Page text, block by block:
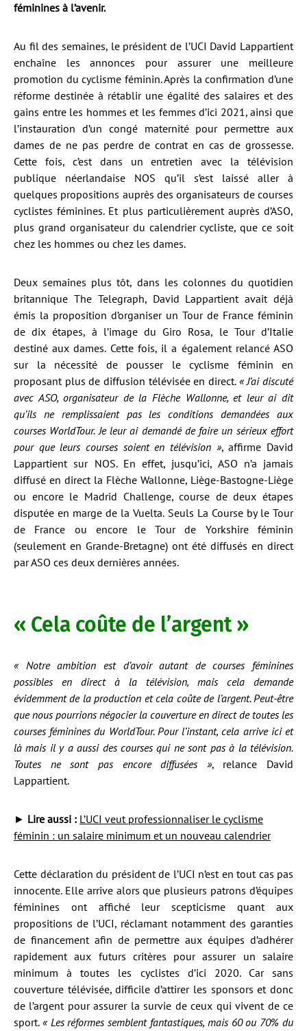
féminines à l’avenir.
Au fil des semaines, le président de l’UCI David Lappartient
enchaîne les annonces pour assurer une meilleure
promotion du cyclisme féminin. Après la confirmation d’une
réforme destinée à rétablir une égalité des salaires et des
gains entre les hommes et les femmes d’ici 2021, ainsi que
l’instauration d’un congé maternité pour permettre aux
dames de ne pas perdre de contrat en cas de grossesse.
Cette fois, c’est dans un entretien avec la télévision
publique néerlandaise NOS qu’il s’est laissé aller à
quelques propositions auprès des organisateurs de courses
cyclistes féminines. Et plus particulièrement auprès d’ASO,
plus grand organisateur du calendrier cycliste, que ce soit
chez les hommes ou chez les dames.
Deux semaines plus tôt, dans les colonnes du quotidien
britannique The Telegraph, David Lappartient avait déjà
émis la proposition d’organiser un Tour de France féminin
de dix étapes, à l’image du Giro Rosa, le Tour d’Italie
destiné aux dames. Cette fois, il a également relancé ASO
sur la nécessité de pousser le cyclisme féminin en
proposant plus de diffusion télévisée en direct. « J’ai discuté
avec ASO, organisateur de la Flèche Wallonne, et leur ai dit
qu’ils ne remplissaient pas les conditions demandées aux
courses WorldTour. Je leur ai demandé de faire un sérieux effort
pour que leurs courses soient en télévision », affirme David
Lappartient sur NOS. En effet, jusqu’ici, ASO n’a jamais
diffusé en direct la Flèche Wallonne, Liège-Bastogne-Liège
ou encore le Madrid Challenge, course de deux étapes
disputée en marge de la Vuelta. Seuls La Course by le Tour
de France ou encore le Tour de Yorkshire féminin
(seulement en Grande-Bretagne) ont été diffusés en direct
par ASO ces deux dernières années.
« Cela coûte de l’argent »
« Notre ambition est d’avoir autant de courses féminines
possibles en direct à la télévision, mais cela demande
évidemment de la production et cela coûte de l’argent. Peut-être
que nous pourrions négocier la couverture en direct de toutes les
courses féminines du WorldTour. Pour l’instant, cela arrive ici et
là mais il y a aussi des courses qui ne sont pas à la télévision.
Toutes ne sont pas encore diffusées », relance David
Lappartient.
► Lire aussi : L’UCI veut professionnaliser le cyclisme
féminin : un salaire minimum et un nouveau calendrier
Cette déclaration du président de l’UCI n’est en tout cas pas
innocente. Elle arrive alors que plusieurs patrons d’équipes
féminines ont affiché leur scepticisme quant aux
propositions de l’UCI, réclamant notamment des garanties
de financement afin de permettre aux équipes d’adhérer
rapidement aux futurs critères pour assurer un salaire
minimum à toutes les cyclistes d’ici 2020. Car sans
couverture télévisée, difficile d’attirer les sponsors et donc
de l’argent pour assurer la survie de ceux qui vivent de ce
sport. « Les réformes semblent fantastiques, mais 60 ou 70% du